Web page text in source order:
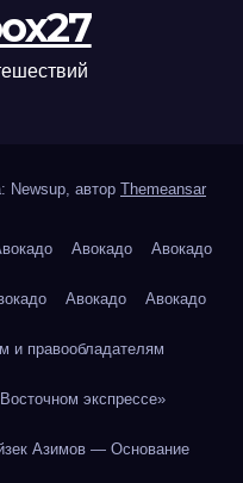
Newsup, автор Themeansar
Авокадо Авокадо
Авокадо Авокадо
и правообладателям
экспрессе»
Азимов — Основание